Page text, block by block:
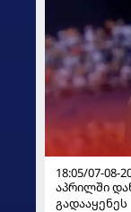
18:05/07-08-
აპრილში
გადააყენეს